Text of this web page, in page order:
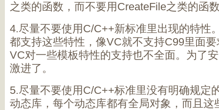
之类的函数，而不要用CreateFile之类的函
4.尽量不要使用C/C++新标准里出现的特性
都支持这些特性，像VC就不支持C99里面
VC对一些模板特性的支持也不全面。为了
激进了。
5.尽量不要使用C/C++标准里没有明确规定
动态库，每个动态库都有全局对象，而且这